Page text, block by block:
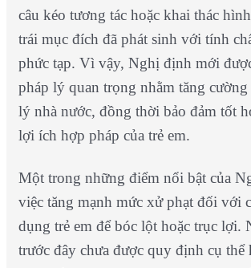
câu kéo tương tác hoặc khai thác
trái mục đích đã phát sinh với tính
phức tạp. Vì vậy, Nghị định mới
pháp lý quan trọng nhằm tăng cường
lý nhà nước, đồng thời bảo đảm tốt
lợi ích hợp pháp của trẻ em.
Một trong những điểm nổi bật của
việc tăng mạnh mức xử phạt đối với
dụng trẻ em để bóc lột hoặc trục lợi.
trước đây chưa được quy định cụ thể